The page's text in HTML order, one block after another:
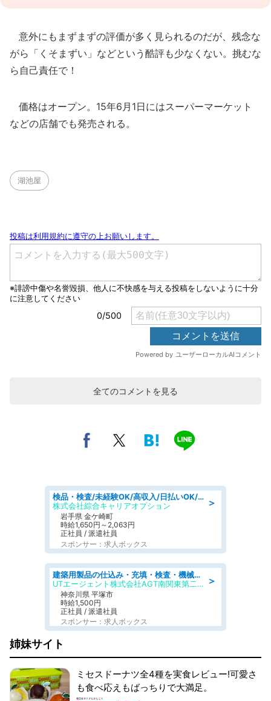
意外にもまずまずの評価が多く見られるのだが、残念な
がら「くそまずい」などという酷評も少なくない。挑むな
ら自己責任で！
価格はオープン。15年6月1日にはスーパーマーケット
などの店舗でも発売される。
湖池屋
全てのコメントを見る
＞
検品・検査/未経験OK/高収入/日払いOK/交替制/20・30・40代活躍中
株式会社綜合キャリアオプション
岩手県 金ケ崎町
時給1,650円～2,063円
正社員 / 派遣社員
スポンサー：求人ボックス
＞
建築用製品の仕込み・充填・検査・機械操作/寮完備/日払い/工場・製造
UTエージェント株式会社AGT南関東第二CU
神奈川県 平塚市
時給1,500円
正社員 / 派遣社員
スポンサー：求人ボックス
姉妹サイト
ミセスドーナツ全4種を実食レビュー!可愛さ
も食べ応えもばっちりで大満足。